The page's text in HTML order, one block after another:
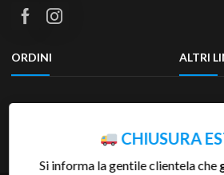
ORDINI
Termini e condizioni
ALTRI
Privacy
CHIUSURA
Si informa la gentile clientela che